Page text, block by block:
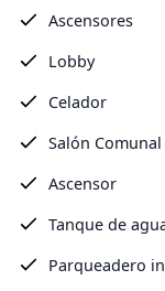
Ascensores
Lobby
Celador
Salón Comunal
Ascensor
Tanque de
Parqueadero